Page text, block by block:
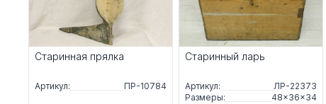
Старинная прялка
Артикул: ПР-10784
Старинный ларь
Артикул:
ЛР-22373
Размеры:
48×36×34